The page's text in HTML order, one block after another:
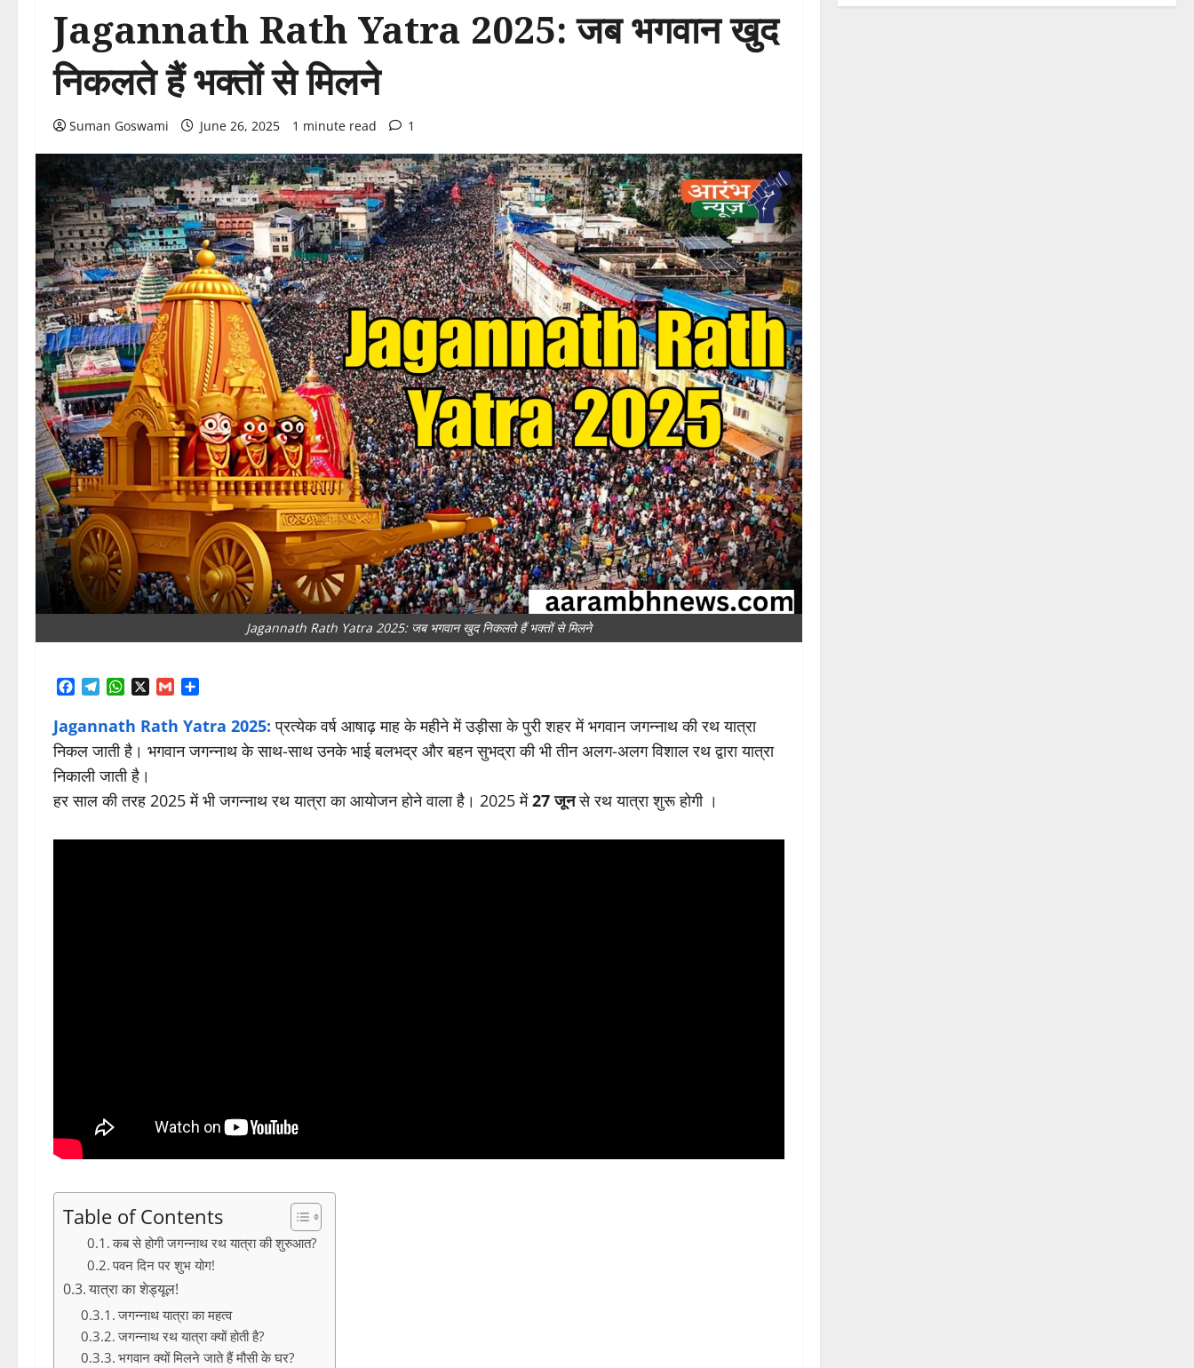
Jagannath Rath Yatra 2025: जब भगवान खुद
निकलते हैं भक्तों से मिलने
Suman Goswami June 26, 2025 1 minute read 1
Jagannath Rath Yatra 2025: जब भगवान खुद निकलते हैं भक्तों से मिलने
Facebook
TelegramWhatsAppGmail
Jagannath Rath Yatra 2025: प्रत्येक वर्ष आषाढ़ माह के महीने में उड़ीसा के पुरी शहर में भगवान जगन्नाथ की रथ यात्रा
निकल जाती है। भगवान जगन्नाथ के साथ-साथ उनके भाई बलभद्र और बहन सुभद्रा की भी तीन अलग-अलग विशाल रथ द्वारा यात्रा
निकाली जाती है।
हर साल की तरह 2025 में भी जगन्नाथ रथ यात्रा का आयोजन होने वाला है। 2025 में27 जूनसे रथ यात्रा शुरू होगी ।
Table of Contents
कब से होगी जगन्नाथ रथ यात्रा की शुरुआत?
पवन दिन पर शुभ योग!
यात्रा का शेड्यूल!
जगन्नाथ यात्रा का महत्व
जगन्नाथ रथ यात्रा क्यों होती है?
भगवान क्यों मिलने जाते हैं मौसी के घर?